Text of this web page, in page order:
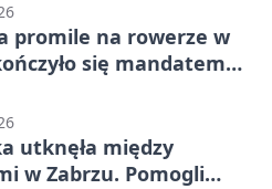
promile na rowerze w
się mandatem
utknęła między
w Zabrzu. Pomogli